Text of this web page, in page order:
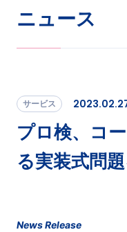
ニュース
サービス
プロ検、コ
る実装式問
News Release